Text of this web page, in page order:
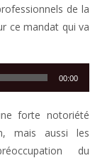
de la
ce mandat qui va
00:00
forte notoriété
mais aussi les
du